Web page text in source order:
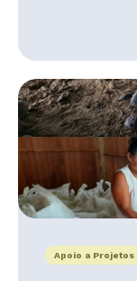
Apoio a Projetos